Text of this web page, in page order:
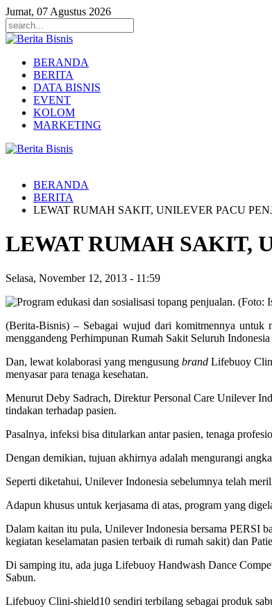
Jumat, 07 Agustus 2026
BERANDA
BERITA
DATA BISNIS
EVENT
KOLOM
MARKETING
BERANDA
BERITA
LEWAT RUMAH SAKIT, UNILEVER PACU
LEWAT RUMAH SAKIT,
Selasa, November 12, 2013 - 11:59
(Berita-Bisnis) – Sebagai wujud dari komitmennya untuk
menggandeng Perhimpunan Rumah Sakit Seluruh
Dan, lewat kolaborasi yang mengusung brand Lifebuoy
menyasar para tenaga kesehatan.
Menurut Deby Sadrach, Direktur Personal Care Unilever
tindakan terhadap pasien.
Pasalnya, infeksi bisa ditularkan antar pasien, tenaga
Dengan demikian, tujuan akhirnya adalah mengurangi
Seperti diketahui, Unilever Indonesia sebelumnya telah
Adapun khusus untuk kerjasama di atas, program yang
Dalam kaitan itu pula, Unilever Indonesia bersama PERSI
kegiatan keselamatan pasien terbaik di rumah sakit) dan
Di samping itu, ada juga Lifebuoy Handwash Dance
Sabun.
Lifebuoy Clini-shield10 sendiri terbilang sebagai produk